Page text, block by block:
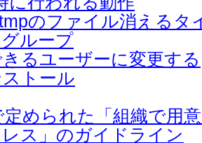
のファイル消えるタ
ループ
るユーザーに変更する
トール
定められた「組織で用
ス」のガイドライン